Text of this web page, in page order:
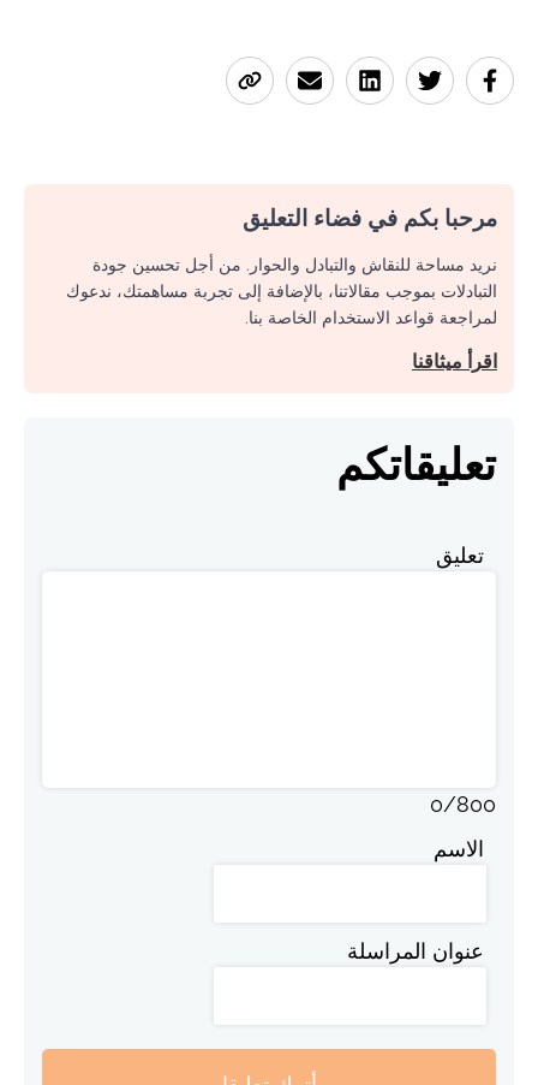
مرحبا بكم في فضاء التعليق
نريد مساحة للنقاش والتبادل والحوار. من أجل تحسين جودة
التبادلات بموجب مقالاتنا، بالإضافة إلى تجربة مساهمتك، ندعوك
لمراجعة قواعد الاستخدام الخاصة بنا.
اقرأ ميثاقنا
تعليقاتكم
تعليق
0/800
الاسم
عنوان المراسلة